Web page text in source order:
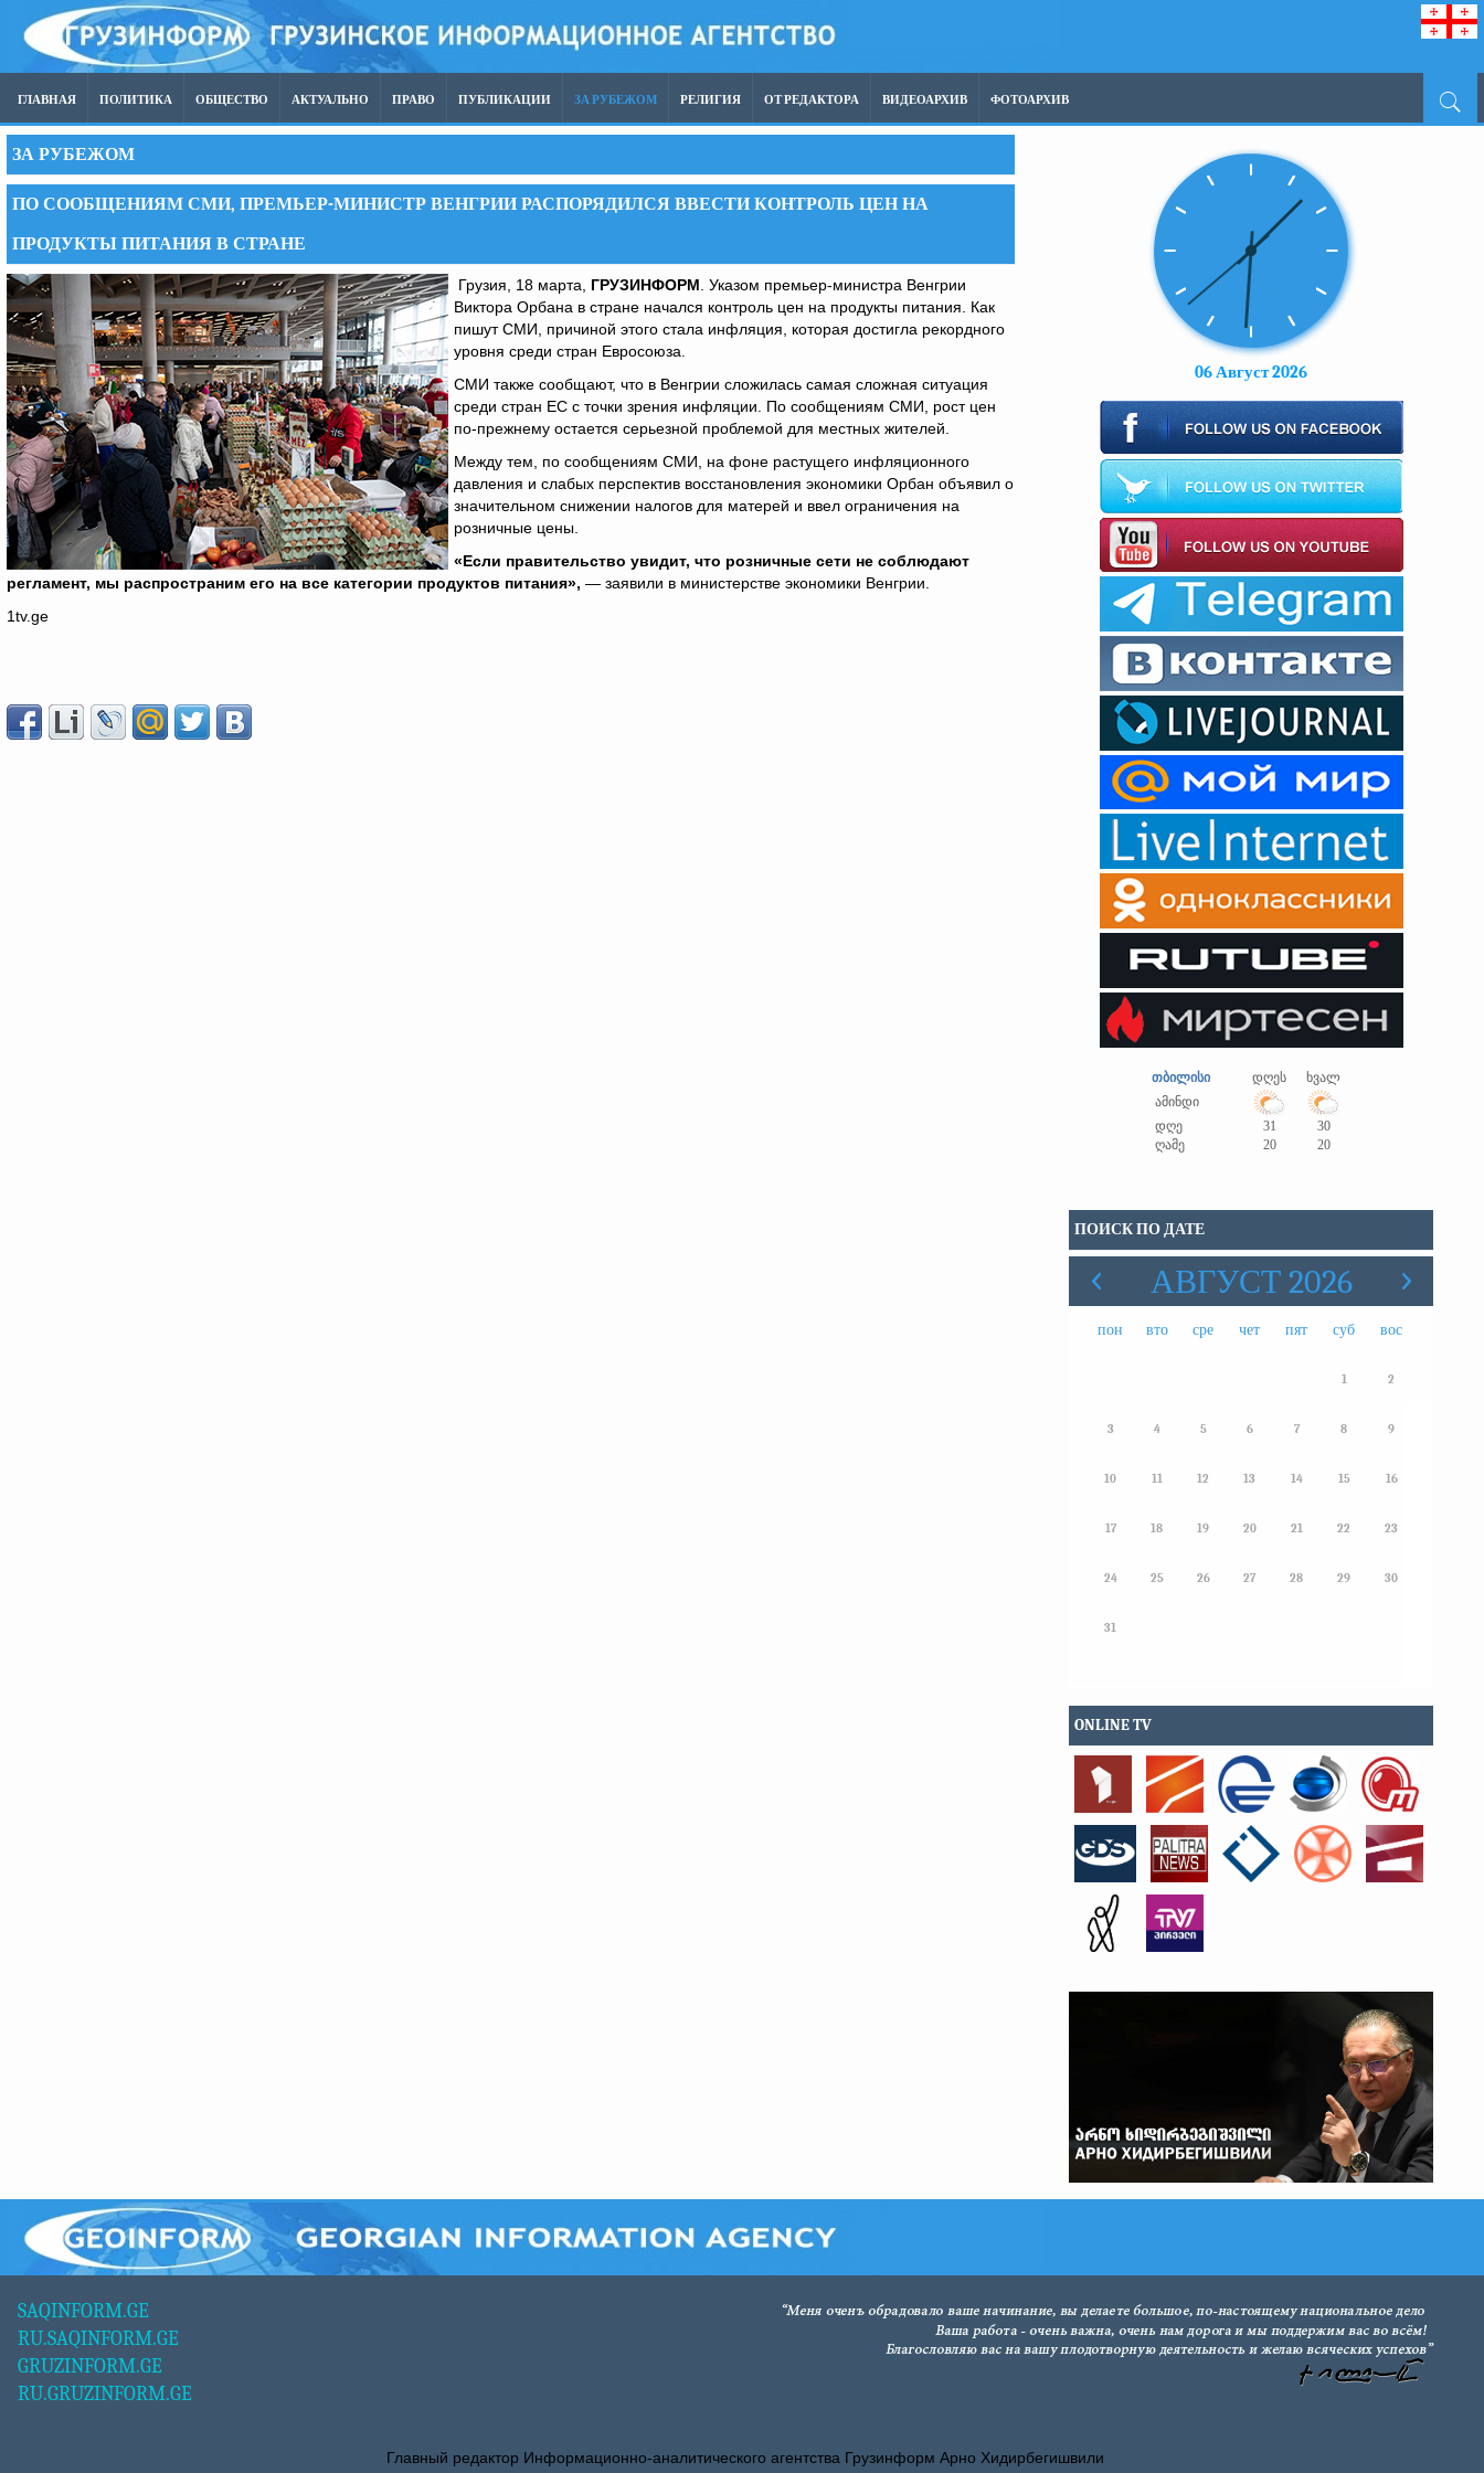
ГЛАВНАЯ ПОЛИТИКА ОБЩЕСТВО АКТУАЛЬНО ПРАВО ПУБЛИКАЦИИ ЗА РУБЕЖОМ РЕЛИГИЯ ОТ РЕДАКТОРА ВИДЕОАРХИВ ФОТОАРХИВ
ЗА РУБЕЖОМ
ПО СООБЩЕНИЯМ СМИ, ПРЕМЬЕР-МИНИСТР ВЕНГРИИ РАСПОРЯДИЛСЯ ВВЕСТИ КОНТРОЛЬ ЦЕН НА
ПРОДУКТЫ ПИТАНИЯ В СТРАНЕ
Грузия, 18 марта, ГРУЗИНФОРМ . Указом премьер-министра Венгрии
Виктора Орбана в стране начался контроль цен на продукты питания. Как
пишут СМИ, причиной этого стала инфляция, которая достигла рекордного
уровня среди стран Евросоюза.
СМИ также сообщают, что в Венгрии сложилась самая сложная ситуация
среди стран ЕС с точки зрения инфляции. По сообщениям СМИ, рост цен
по-прежнему остается серьезной проблемой для местных жителей.
Между тем, по сообщениям СМИ, на фоне растущего инфляционного
давления и слабых перспектив восстановления экономики Орбан объявил о
значительном снижении налогов для матерей и ввел ограничения на
розничные цены.
«Если правительство увидит, что розничные сети не соблюдают
регламент, мы распространим его на все категории продуктов питания», — заявили в министерстве экономики Венгрии.
1tv.ge
06 Август 2026
თბილისი დღეს
ხვალ
ამინდი
დღე
31
30
ღამე
20 20
ПОИСК ПО ДАТЕ
АВГУСТ 2026
пон вто сре чет пят суб вос
1 2
3 4 5 6 7 8 9
10 11 12 13 14 15 16
17 18 19 20 21 22 23
24 25 26 27 28 29 30
31
ONLINE TV
SAQINFORM.GE
RU.SAQINFORM.GE
GRUZINFORM.GE
RU.GRUZINFORM.GE
Главный редактор Информационно-аналитического агентства Грузинформ Арно Хидирбегишвили